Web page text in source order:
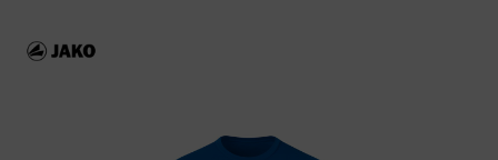
Bildergalerie überspringen